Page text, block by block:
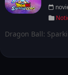
Dragon Ball: